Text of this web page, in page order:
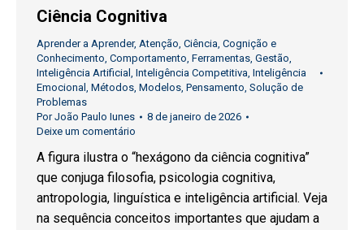
Ciência Cognitiva
Aprender a Aprender, Atenção, Ciência, Cognição e
Conhecimento, Comportamento, Ferramentas, Gestão,
Inteligência Artificial , Inteligência Competitiva, Inteligência
Emocional , Métodos, Modelos, Pensamento, Solução de
Problemas
PorJoão Paulo Iunes
8 de janeiro de 2026
Deixe um comentário
A figura ilustra o “hexágono da ciência cognitiva”
que conjuga filosofia, psicologia cognitiva,
antropologia, linguística e inteligência artificial. Veja
na sequência conceitos importantes que ajudam a